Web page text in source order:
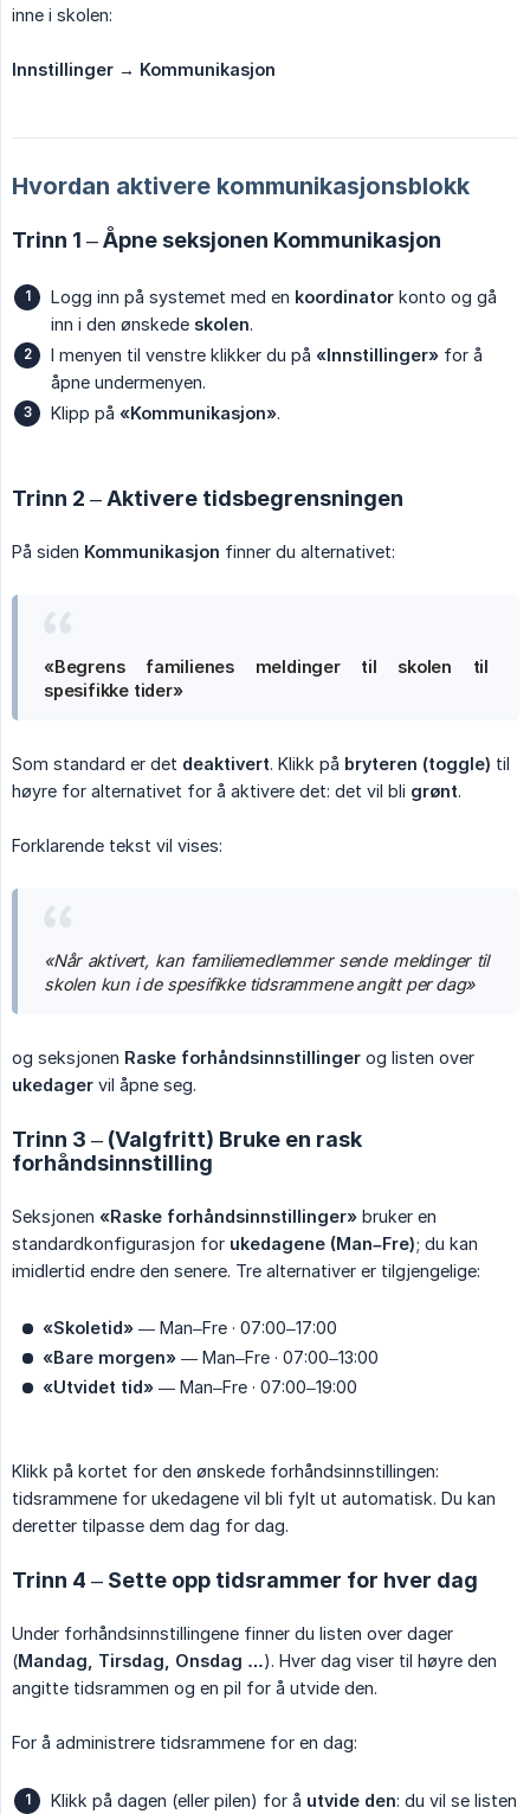
inne i skolen:
Innstillinger → Kommunikasjon
Hvordan aktivere kommunikasjonsblokk
Trinn 1 – Åpne seksjonen Kommunikasjon
Logg inn på systemet med en koordinator konto og gå
inn i den ønskede skolen.
I menyen til venstre klikker du på «Innstillinger» for å
åpne undermenyen.
Klipp på «Kommunikasjon».
Trinn 2 – Aktivere tidsbegrensningen
På siden Kommunikasjon finner du alternativet:
«Begrens familienes meldinger til skolen til
spesifikke tider»
Som standard er det deaktivert. Klikk på bryteren (toggle) til
høyre for alternativet for å aktivere det: det vil bli grønt.
Forklarende tekst vil vises:
«Når aktivert, kan familiemedlemmer sende meldinger til
skolen kun i de spesifikke tidsrammene angitt per dag»
og seksjonen Raske forhåndsinnstillinger og listen over
ukedager vil åpne seg.
Trinn 3 – (Valgfritt) Bruke en rask
forhåndsinnstilling
Seksjonen «Raske forhåndsinnstillinger» bruker en
standardkonfigurasjon for ukedagene (Man–Fre); du kan
imidlertid endre den senere. Tre alternativer er tilgjengelige:
«Skoletid» — Man–Fre · 07:00–17:00
«Bare morgen» — Man–Fre · 07:00–13:00
«Utvidet tid» — Man–Fre · 07:00–19:00
Klikk på kortet for den ønskede forhåndsinnstillingen:
tidsrammene for ukedagene vil bli fylt ut automatisk. Du kan
deretter tilpasse dem dag for dag.
Trinn 4 – Sette opp tidsrammer for hver dag
Under forhåndsinnstillingene finner du listen over dager
(Mandag, Tirsdag, Onsdag …). Hver dag viser til høyre den
angitte tidsrammen og en pil for å utvide den.
For å administrere tidsrammene for en dag:
Klikk på dagen (eller pilen) for å utvide den: du vil se listen